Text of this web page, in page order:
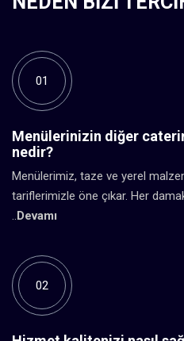
01
Menülerinizin diğer
nedir?
Menülerimiz, taze ve yerel
tariflerimizle öne çıkar. Her
.. Devamı
02